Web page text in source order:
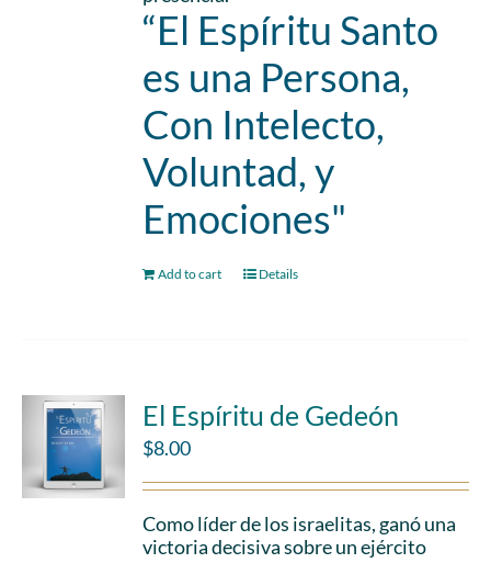
“El Espíritu Santo
es una Persona,
Con Intelecto,
Voluntad, y
Emociones"
Add to cart Details
El Espíritu de Gedeón
$8.00
Como líder de los israelitas, ganó una
victoria decisiva sobre un ejército